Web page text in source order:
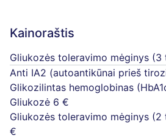
Kainoraštis
Gliukozės toleravimo mėginys (3
Anti IA2 (autoantikūnai prieš
Glikozilintas hemoglobinas
Gliukozė 6 €
Gliukozės toleravimo mėginys (2
€